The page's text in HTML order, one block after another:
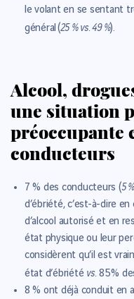
le volant en se sentant
général (25 % vs. 49 %).
Alcool,
une situation
préoccupante
conducteurs
7 % des conducteurs (5 %
d’ébriété, c’est-à-dire
d’alcool autorisé et en
état physique ou leur
considèrent qu’il est
état d’ébriété vs. 85 %
8 % ont déjà conduit en